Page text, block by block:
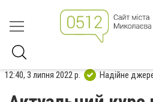
12:40, 3 липня 2022 р. Надійне